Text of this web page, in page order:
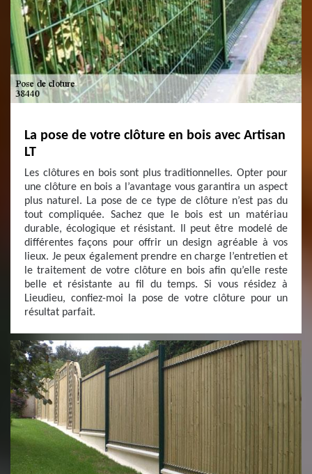
La pose de votre clôture en bois avec Artisan
LT
Les clôtures en bois sont plus traditionnelles. Opter pour
une clôture en bois a l’avantage vous garantira un aspect
plus naturel. La pose de ce type de clôture n’est pas du
tout compliquée. Sachez que le bois est un matériau
durable, écologique et résistant. Il peut être modelé de
différentes façons pour offrir un design agréable à vos
lieux. Je peux également prendre en charge l’entretien et
le traitement de votre clôture en bois afin qu’elle reste
belle et résistante au fil du temps. Si vous résidez à
Lieudieu, confiez-moi la pose de votre clôture pour un
résultat parfait.